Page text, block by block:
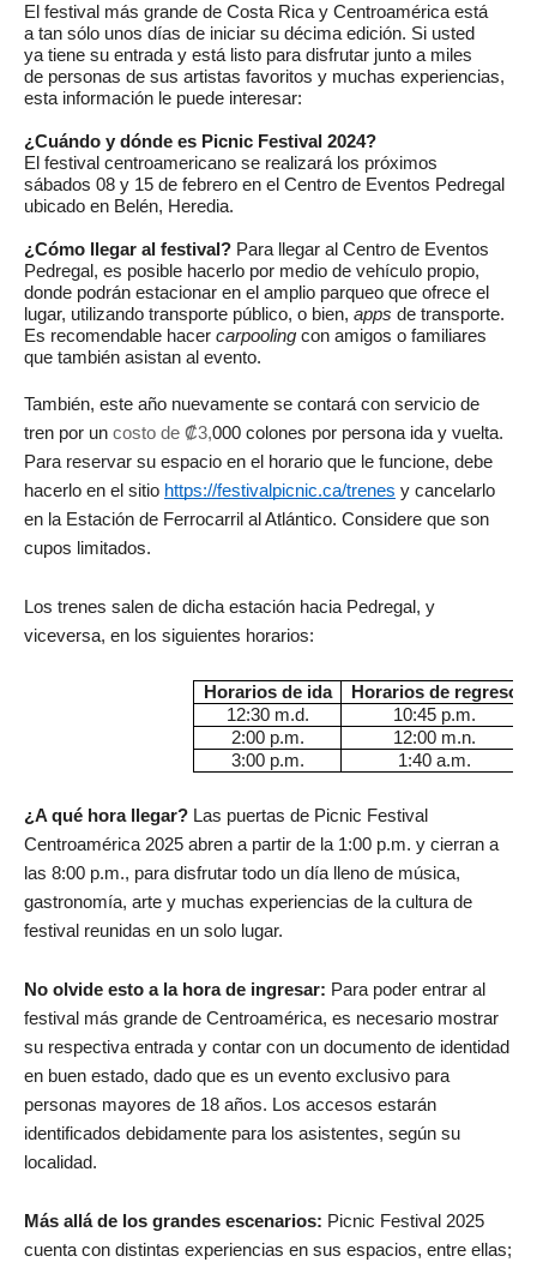
El festival más grande de Costa Rica y Centroamérica está
a tan sólo unos días de iniciar su décima edición. Si usted
ya tiene su entrada y está listo para disfrutar junto a miles
de personas de sus artistas favoritos y muchas experiencias,
esta información le puede interesar:
¿Cuándo y dónde es Picnic Festival 2024?
El festival centroamericano se realizará los próximos
sábados 08 y 15 de febrero en el Centro de Eventos Pedregal
ubicado en Belén, Heredia.
¿Cómo llegar al festival? Para llegar al Centro de Eventos
Pedregal, es posible hacerlo por medio de vehículo propio,
donde podrán estacionar en el amplio parqueo que ofrece el
lugar, utilizando transporte público, o bien, apps de transporte.
Es recomendable hacer carpooling con amigos o familiares
que también asistan al evento.
También, este año nuevamente se contará con servicio de
tren por un costo de ₡3,000 colones por persona ida y vuelta.
Para reservar su espacio en el horario que le funcione, debe
hacerlo en el sitio https://festivalpicnic.ca/trenes y cancelarlo
en la Estación de Ferrocarril al Atlántico. Considere que son
cupos limitados.
Los trenes salen de dicha estación hacia Pedregal, y
viceversa, en los siguientes horarios:
Horarios de ida
Horarios de regreso
12:30 m.d.
10:45 p.m.
2:00 p.m.
12:00 m.n.
3:00 p.m.
1:40 a.m.
¿A qué hora llegar? Las puertas de Picnic Festival
Centroamérica 2025 abren a partir de la 1:00 p.m. y cierran a
las 8:00 p.m., para disfrutar todo un día lleno de música,
gastronomía, arte y muchas experiencias de la cultura de
festival reunidas en un solo lugar.
No olvide esto a la hora de ingresar: Para poder entrar al
festival más grande de Centroamérica, es necesario mostrar
su respectiva entrada y contar con un documento de identidad
en buen estado, dado que es un evento exclusivo para
personas mayores de 18 años. Los accesos estarán
identificados debidamente para los asistentes, según su
localidad.
Más allá de los grandes escenarios: Picnic Festival 2025
cuenta con distintas experiencias en sus espacios, entre ellas;